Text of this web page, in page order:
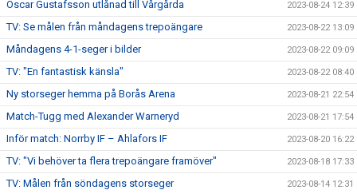
Oscar Gustafsson utlånad till Vårgårda 2023-08-24 12:39
TV: Se målen från måndagens trepoängare 2023-08-22 13:09
Måndagens 4-1-seger i bilder 2023-08-22 09:09
TV: "En fantastisk känsla" 2023-08-22 08:40
Ny storseger hemma på Borås Arena 2023-08-21 22:54
Match-Tugg med Alexander Warneryd 2023-08-21 17:54
Inför match: Norrby IF – Ahlafors IF 2023-08-20 16:22
TV: "Vi behöver ta flera trepoängare framöver" 2023-08-18 17:33
TV: Målen från söndagens storseger 2023-08-14 12:31